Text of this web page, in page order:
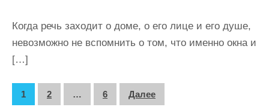
Когда речь заходит о доме, о его лице и его душе,
невозможно не вспомнить о том, что именно окна и
[…]
П
1 2 … 6 Далее